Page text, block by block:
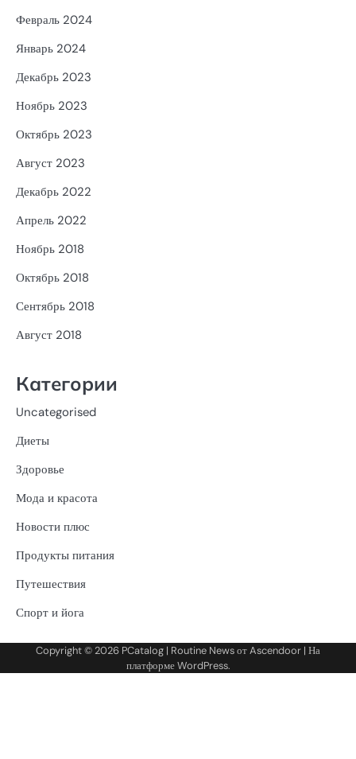
Февраль 2024
Январь 2024
Декабрь 2023
Ноябрь 2023
Октябрь 2023
Август 2023
Декабрь 2022
Апрель 2022
Ноябрь 2018
Октябрь 2018
Сентябрь 2018
Август 2018
Категории
Uncategorised
Диеты
Здоровье
Мода и красота
Новости плюс
Продукты питания
Путешествия
Спорт и йога
Copyright © 2026 PCatalog | Routine News отAscendoor | На
платформеWordPress.